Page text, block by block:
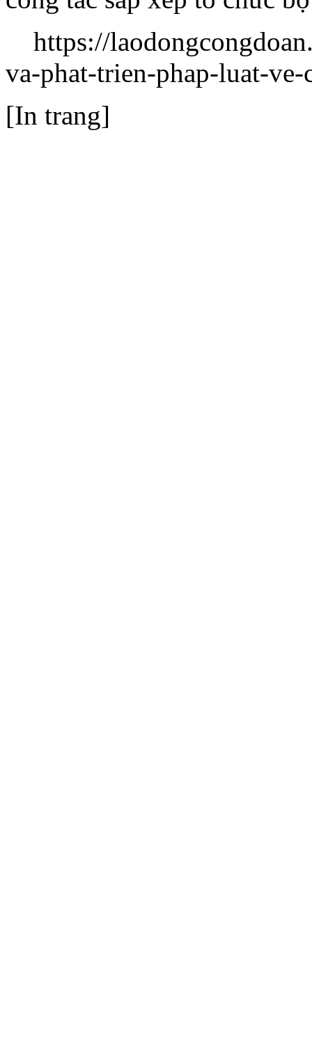
https://
va-phat-trien-phap-luat-
[In trang]